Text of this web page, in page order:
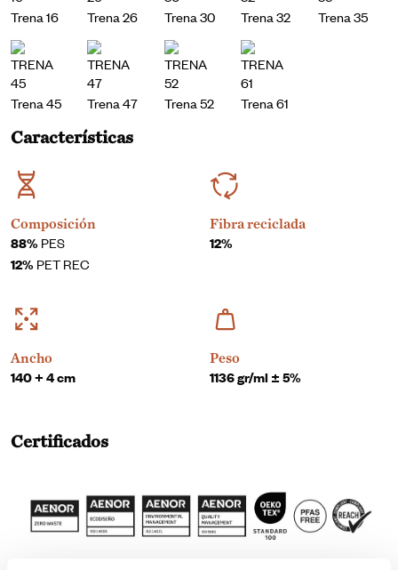
Trena 16 Trena 26 Trena 30 Trena 32 Trena 35
Trena 45 Trena 47 Trena 52 Trena 61
Características
Composición
88%PES
12%PET REC
Fibra reciclada
12%
Ancho
140 + 4 cm
Peso
1136 gr/ml ± 5%
Certificados